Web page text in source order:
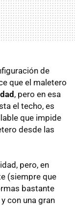
de
que el maletero
, pero en esa
el techo, es
que impide
desde las
pero, en
(siempre que
bastante
con una gran